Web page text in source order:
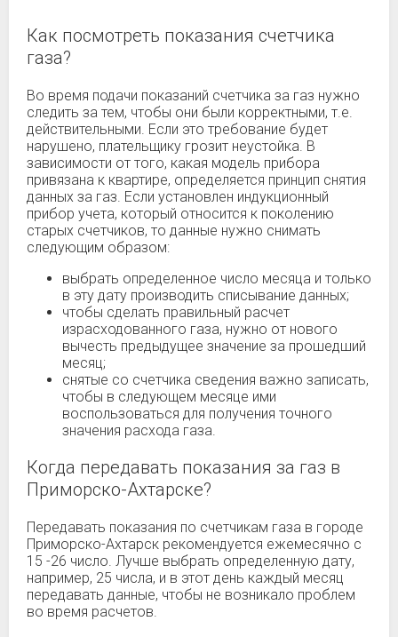
Как посмотреть показания счетчика
газа?
Во время подачи показаний счетчика за газ нужно
следить за тем, чтобы они были корректными, т.е.
действительными. Если это требование будет
нарушено, плательщику грозит неустойка. В
зависимости от того, какая модель прибора
привязана к квартире, определяется принцип снятия
данных за газ. Если установлен индукционный
прибор учета, который относится к поколению
старых счетчиков, то данные нужно снимать
следующим образом:
выбрать определенное число месяца и только
в эту дату производить списывание данных;
чтобы сделать правильный расчет
израсходованного газа, нужно от нового
вычесть предыдущее значение за прошедший
месяц;
снятые со счетчика сведения важно записать,
чтобы в следующем месяце ими
воспользоваться для получения точного
значения расхода газа.
Когда передавать показания за газ в
Приморско-Ахтарске?
Передавать показания по счетчикам газа в городе
Приморско-Ахтарск рекомендуется ежемесячно с
15 -26 число. Лучше выбрать определенную дату,
например, 25 числа, и в этот день каждый месяц
передавать данные, чтобы не возникало проблем
во время расчетов.